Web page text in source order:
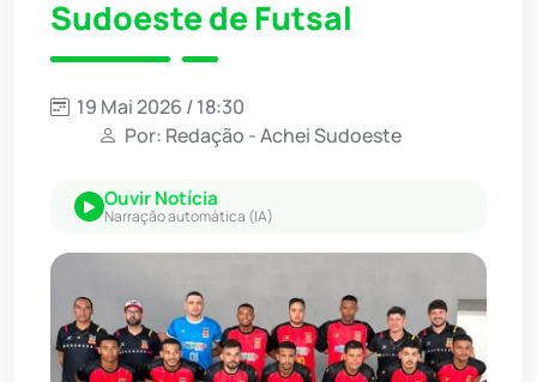
Sudoeste de Futsal
19 Mai 2026 / 18:30
Por: Redação - Achei Sudoeste
Ouvir Notícia
Narração automática (IA)